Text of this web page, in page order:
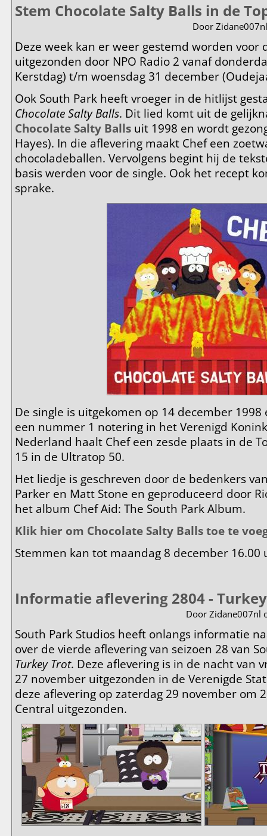
Stem Chocolate Salty Balls in de
Door Zidane007nl
Deze week kan er weer gestemd worden voor
uitgezonden door NPO Radio 2 vanaf
Kerstdag) t/m woensdag 31 december
Ook South Park heeft vroeger in de hitlijst
Chocolate Salty Balls. Dit lied komt uit de
Chocolate Salty Balls uit 1998 en wordt
Hayes). In die aflevering maakt Chef een
chocoladeballen. Vervolgens begint hij de
basis werden voor de single. Ook het recept
sprake.
De single is uitgekomen op 14 december
een nummer 1 notering in het Verenigd
Nederland haalt Chef een zesde plaats in de
15 in de Ultratop 50.
Het liedje is geschreven door de bedenkers
Parker en Matt Stone en geproduceerd door
het album Chef Aid: The South Park Album.
Klik hier om Chocolate Salty Balls toe te
Stemmen kan tot maandag 8 december 16.00
Informatie aflevering 2804 -
Door Zidane007nl
South Park Studios heeft onlangs informatie
over de vierde aflevering van seizoen 28 van
Turkey Trot. Deze aflevering is in de nacht van
27 november uitgezonden in de Verenigde
deze aflevering op zaterdag 29 november om
Central uitgezonden.